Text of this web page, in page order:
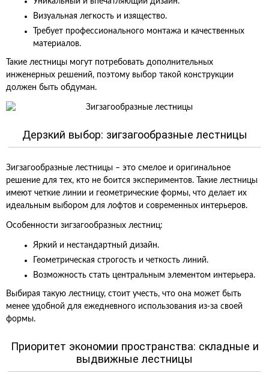
Визуальная легкость и изящество.
Требует профессионального монтажа и качественных
материалов.
Такие лестницы могут потребовать дополнительных
инженерных решений, поэтому выбор такой конструкции
должен быть обдуман.
Дерзкий выбор: зигзагообразные лестницы
Зигзагообразные лестницы – это смелое и оригинальное
решение для тех, кто не боится экспериментов. Такие лестницы
имеют четкие линии и геометрические формы, что делает их
идеальным выбором для лофтов и современных интерьеров.
Особенности зигзагообразных лестниц:
Яркий и нестандартный дизайн.
Геометрическая строгость и четкость линий.
Возможность стать центральным элементом интерьера.
Выбирая такую лестницу, стоит учесть, что она может быть
менее удобной для ежедневного использования из-за своей
формы.
Приоритет экономии пространства: складные и
выдвижные лестницы